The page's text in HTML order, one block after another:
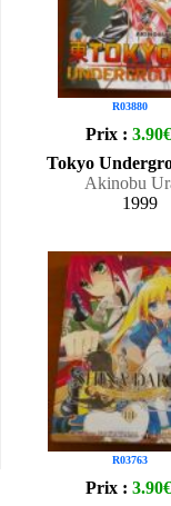
R03880
Prix : 3.90€
Tokyo
Akinobu
1999
R03763
Prix : 3.90€